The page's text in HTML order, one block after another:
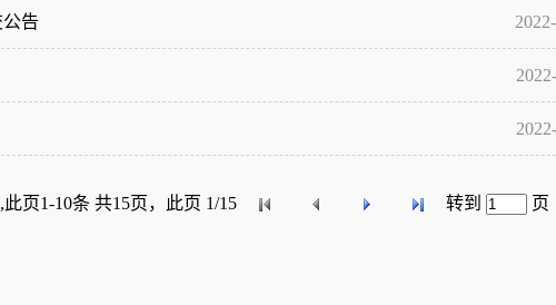
告
此页1-10条 共15页，此页 1/15 转到 页